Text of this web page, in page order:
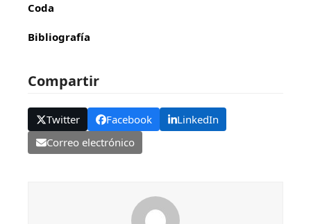
Coda
Bibliografía
Compartir
Twitter Facebook
LinkedIn
Correo electrónico